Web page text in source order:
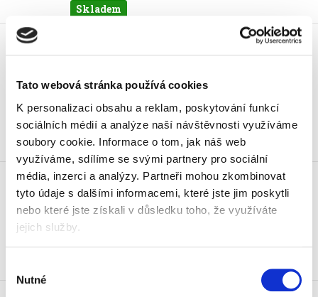
Tato webová stránka používá cookies
K personalizaci obsahu a reklam, poskytování funkcí
sociálních médií a analýze naší návštěvnosti využíváme
soubory cookie. Informace o tom, jak náš web
využíváme, sdílíme se svými partnery pro sociální
média, inzerci a analýzy. Partneři mohou zkombinovat
tyto údaje s dalšími informacemi, které jste jim poskytli
nebo které jste získali v důsledku toho, že využíváte
jejich služby.
souhlasu
Nutné
Skladem
DVD+R Verbatim 4,7 GB, 16x, cake
25 ks
301,29 Kč vč. DPH
Koupit
Skladem
DVD-R Verbatim 16x, cake 10 ks
109 Kč
131,89 Kč vč. DPH
DVD-R Verbatim 4,7 GB 16x cake